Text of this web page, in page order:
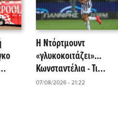
Η Ντόρτμουντ
«γλυκοκοιτάζει»...
Κωνσταντέλια - Τι
αναφέρει το δημοσίευμα
07/08/2026 - 21:22